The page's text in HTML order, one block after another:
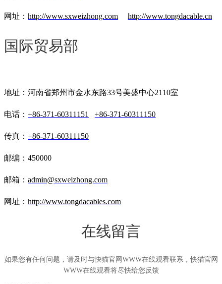
网址： http://www.sxweizhong.com http://www.tongdacable.cn
国际贸易部
地址：河南省郑州市金水东路33号美盛中心2110室
电话： +86-371-60311151 +86-371-60311150
传真： +86-371-60311150
邮编：450000
邮箱： admin@sxweizhong.com
网址： http://www.tongdacables.com
在线留言
如果您有任何问题，请及时与快猫官网WWW在线观看联系，快猫官网
WWW在线观看将尽快给您反馈